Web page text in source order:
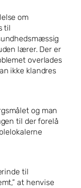
om
til
lærer. Der er
overlades
ikke klandres
og man
til der forelå
til
at henvise